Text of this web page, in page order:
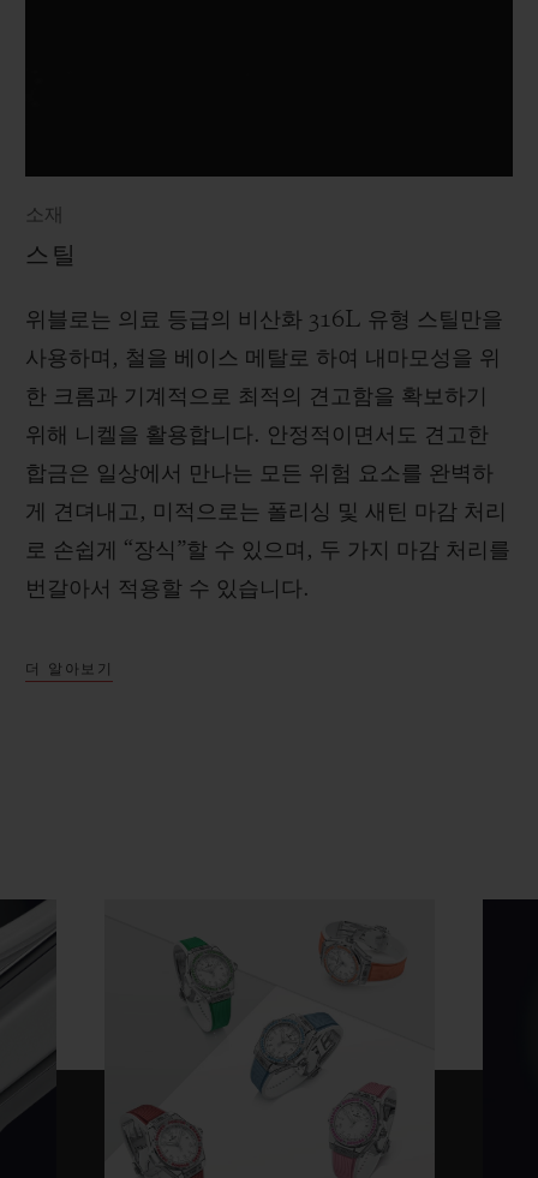
소재
스틸
위블로는 의료 등급의 비산화 316L 유형 스틸만을
사용하며, 철을 베이스 메탈로 하여 내마모성을 위
한 크롬과 기계적으로 최적의 견고함을 확보하기
위해 니켈을 활용합니다. 안정적이면서도 견고한
합금은 일상에서 만나는 모든 위험 요소를 완벽하
게 견뎌내고, 미적으로는 폴리싱 및 새틴 마감 처리
로 손쉽게 “장식”할 수 있으며, 두 가지 마감 처리를
번갈아서 적용할 수 있습니다.
더 알아보기